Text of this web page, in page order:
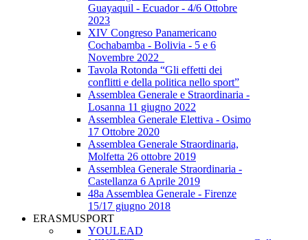
Guayaquil - Ecuador - 4/6 Ottobre
2023
XIV Congreso Panamericano
Cochabamba - Bolivia - 5 e 6
Novembre 2022_
Tavola Rotonda “Gli effetti dei
conflitti e della politica nello sport”
Assemblea Generale e Straordinaria -
Losanna 11 giugno 2022
Assemblea Generale Elettiva - Osimo
17 Ottobre 2020
Assemblea Generale Straordinaria,
Molfetta 26 ottobre 2019
Assemblea Generale Straordinaria -
Castellanza 6 Aprile 2019
48a Assemblea Generale - Firenze
15/17 giugno 2018
ERASMUSPORT
YOULEAD